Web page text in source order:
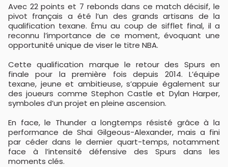
Avec 22 points et 7 rebonds dans ce match décisif, le
pivot français a été l’un des grands artisans de la
qualification texane. Ému au coup de sifflet final, il a
reconnu l’importance de ce moment, évoquant une
opportunité unique de viser le titre NBA.
Cette qualification marque le retour des Spurs en
finale pour la première fois depuis 2014. L’équipe
texane, jeune et ambitieuse, s’appuie également sur
des joueurs comme Stephon Castle et Dylan Harper,
symboles d’un projet en pleine ascension.
En face, le Thunder a longtemps résisté grâce à la
performance de Shai Gilgeous-Alexander, mais a fini
par céder dans le dernier quart-temps, notamment
face à l’intensité défensive des Spurs dans les
moments clés.